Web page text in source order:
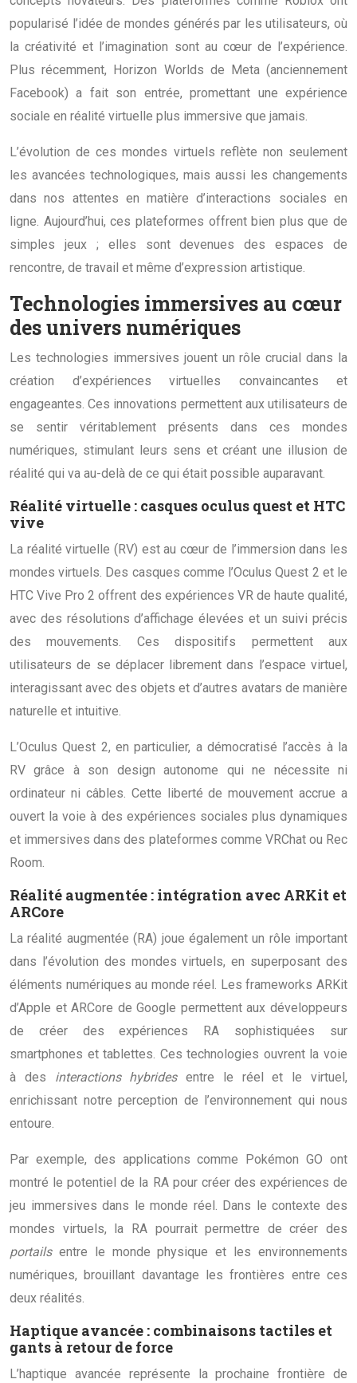
popularisé l’idée de mondes générés par les utilisateurs, où
la créativité et l’imagination sont au cœur de l’expérience.
Plus récemment, Horizon Worlds de Meta (anciennement
Facebook) a fait son entrée, promettant une expérience
sociale en réalité virtuelle plus immersive que jamais.
L’évolution de ces mondes virtuels reflète non seulement
les avancées technologiques, mais aussi les changements
dans nos attentes en matière d’interactions sociales en
ligne. Aujourd’hui, ces plateformes offrent bien plus que de
simples jeux ; elles sont devenues des espaces de
rencontre, de travail et même d’expression artistique.
Technologies immersives au cœur
des univers numériques
Les technologies immersives jouent un rôle crucial dans la
création d’expériences virtuelles convaincantes et
engageantes. Ces innovations permettent aux utilisateurs de
se sentir véritablement présents dans ces mondes
numériques, stimulant leurs sens et créant une illusion de
réalité qui va au-delà de ce qui était possible auparavant.
Réalité virtuelle : casques oculus quest et HTC
vive
La réalité virtuelle (RV) est au cœur de l’immersion dans les
mondes virtuels. Des casques comme l’Oculus Quest 2 et le
HTC Vive Pro 2 offrent des expériences VR de haute qualité,
avec des résolutions d’affichage élevées et un suivi précis
des mouvements. Ces dispositifs permettent aux
utilisateurs de se déplacer librement dans l’espace virtuel,
interagissant avec des objets et d’autres avatars de manière
naturelle et intuitive.
L’Oculus Quest 2, en particulier, a démocratisé l’accès à la
RV grâce à son design autonome qui ne nécessite ni
ordinateur ni câbles. Cette liberté de mouvement accrue a
ouvert la voie à des expériences sociales plus dynamiques
et immersives dans des plateformes comme VRChat ou Rec
Room.
Réalité augmentée : intégration avec ARKit et
ARCore
La réalité augmentée (RA) joue également un rôle important
dans l’évolution des mondes virtuels, en superposant des
éléments numériques au monde réel. Les frameworks ARKit
d’Apple et ARCore de Google permettent aux développeurs
de créer des expériences RA sophistiquées sur
smartphones et tablettes. Ces technologies ouvrent la voie
à des interactions hybridesentre le réel et le virtuel,
enrichissant notre perception de l’environnement qui nous
entoure.
Par exemple, des applications comme Pokémon GO ont
montré le potentiel de la RA pour créer des expériences de
jeu immersives dans le monde réel. Dans le contexte des
mondes virtuels, la RA pourrait permettre de créer des
portails entre le monde physique et les environnements
numériques, brouillant davantage les frontières entre ces
deux réalités.
Haptique avancée : combinaisons tactiles et
gants à retour de force
L’haptique avancée représente la prochaine frontière de